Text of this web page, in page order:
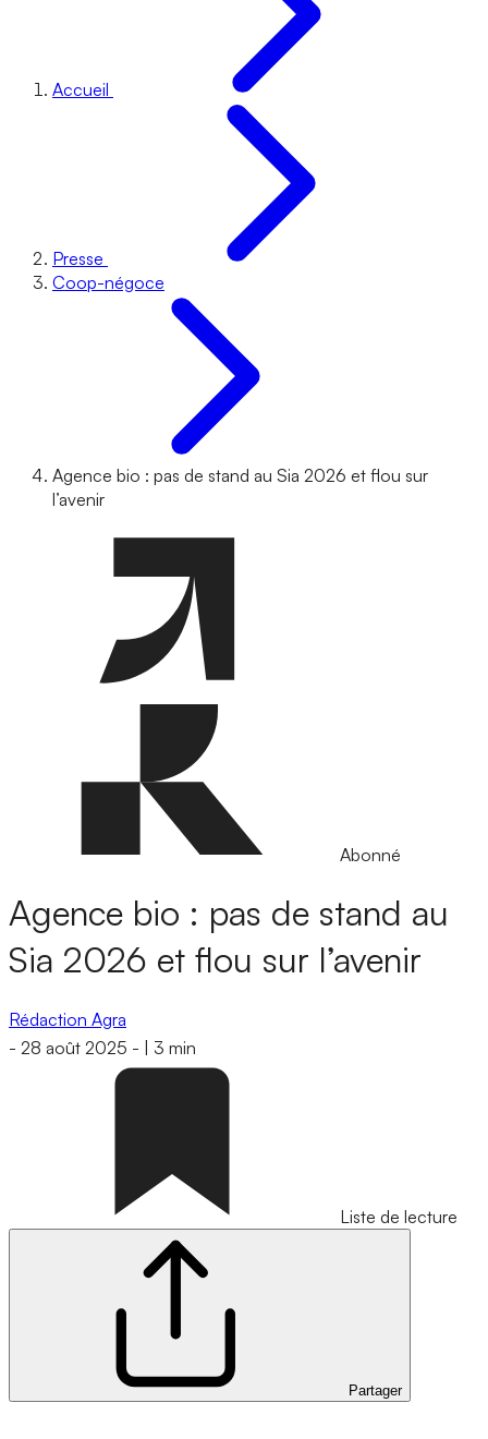
Accueil
Presse
Coop-négoce
Agence bio : pas de stand au Sia 2026 et flou sur
l’avenir
Abonné
Agence bio : pas de stand au
Sia 2026 et flou sur l’avenir
Rédaction Agra
- 28 août 2025 - 3 min
Liste de lecture
Partager